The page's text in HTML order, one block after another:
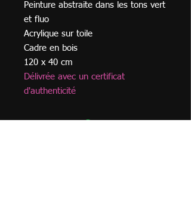
Peinture abstraite dans les tons vert
et fluo
Acrylique sur toile
Cadre en bois
120 x 40 cm
Délivrée avec un certificat
d'authenticité